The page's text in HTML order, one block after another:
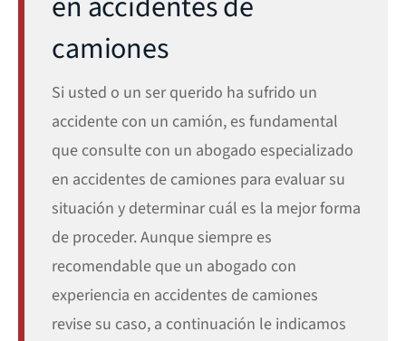
camiones
Si usted o un ser querido ha sufrido un
accidente con un camión, es fundamental
que consulte con un abogado especializado
en accidentes de camiones para evaluar su
situación y determinar cuál es la mejor forma
de proceder. Aunque siempre es
recomendable que un abogado con
experiencia en accidentes de camiones
revise su caso, a continuación le indicamos